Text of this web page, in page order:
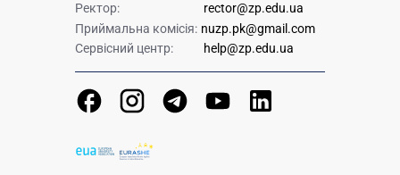
Ректор:
rector@zp.edu.ua
Приймальна комісія: nuzp.pk@gmail.com
Сервісний центр:
help@zp.edu.ua